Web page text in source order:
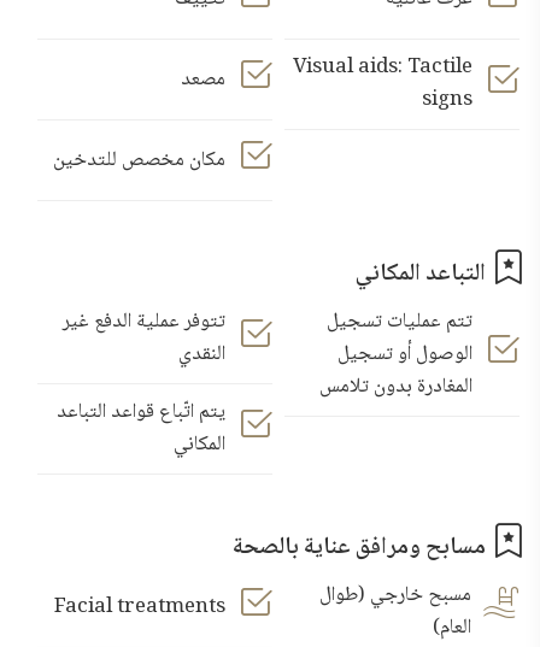
Visual aids: Tactile
signs
مصعد
مكان مخصص للتدخين
التباعد المكاني
تتم عمليات تسجيل
الوصول أو تسجيل
المغادرة بدون تلامس
تتوفر عملية الدفع غير
النقدي
يتم اتّباع قواعد التباعد
المكاني
مسابح ومرافق عناية بالصحة
مسبح خارجي (طوال
العام)
Facial treatments